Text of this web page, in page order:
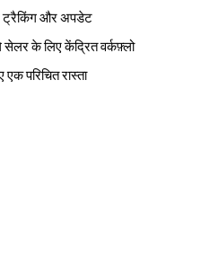
ट्रैकिंग और अपडेट
के लिए केंद्रित वर्कफ़्लो
परिचित रास्ता